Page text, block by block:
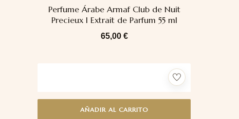
Perfume Árabe Armaf Club de Nuit
Precieux I Extrait de Parfum 55 ml
65,00 €
AÑADIR AL CARRITO